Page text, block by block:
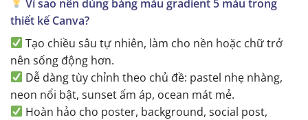
Vì sao nên dùng bảng màu gradient 5 màu trong
thiết kế Canva?
Tạo chiều sâu tự nhiên, làm cho nền hoặc chữ trở
nên sống động hơn.
Dễ dàng tùy chỉnh theo chủ đề: pastel nhẹ nhàng,
neon nổi bật, sunset ấm áp, ocean mát mẻ.
Hoàn hảo cho poster, background, social post,